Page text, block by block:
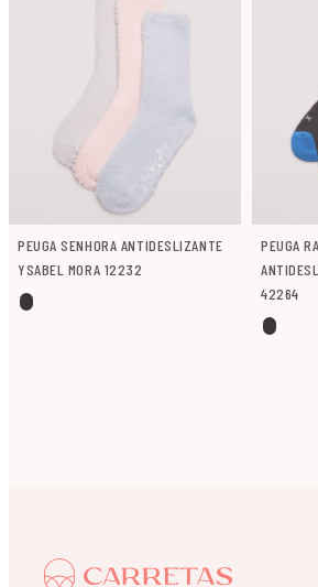
PEUGA SENHORA ANTIDESLIZANTE
YSABEL MORA 12232
PEUGA
42264